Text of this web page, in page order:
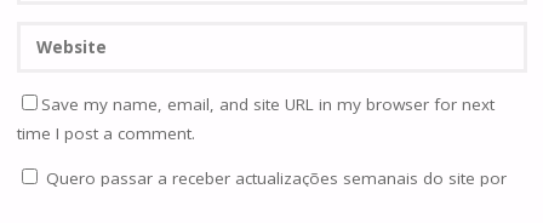
Save my name, email, and site URL in my browser for next
time I post a comment.
Quero passar a receber actualizações semanais do site por